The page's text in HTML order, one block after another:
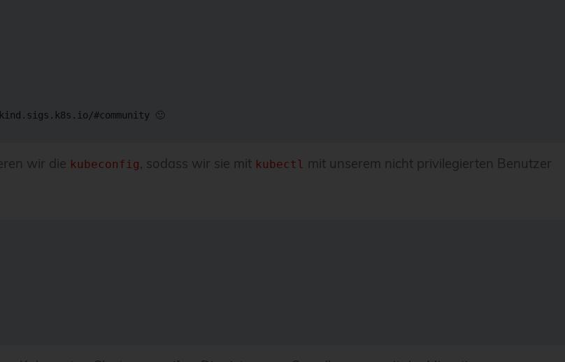
#community 🙂
wir die kubeconfig, sodass wir sie mit kubectl mit unserem nicht privilegierten Benutzer